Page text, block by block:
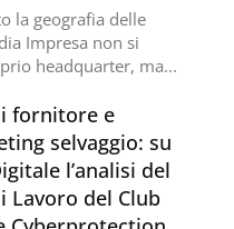
la geografia delle
Impresa non si
headquarter, ma...
fornitore e
selvaggio: su
l’analisi del
Lavoro del Club